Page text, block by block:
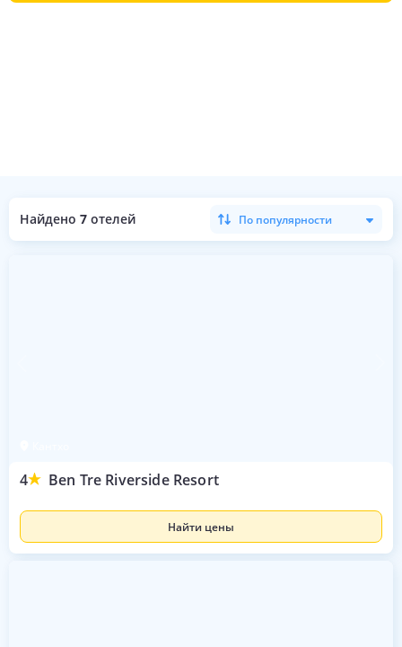
Найдено 7 отелей По популярности
4 Ben Tre Riverside Resort
Найти цены